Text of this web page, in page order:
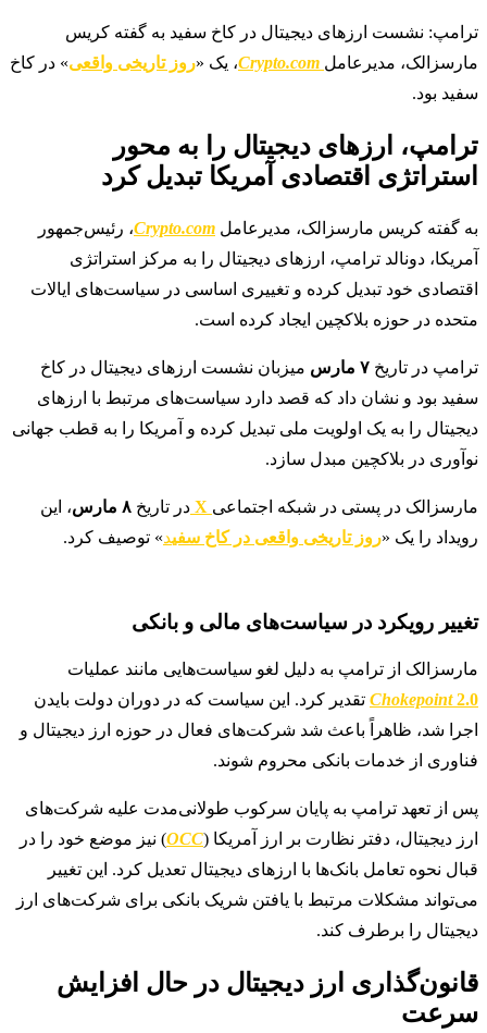
ترامپ: نشست ارزهای دیجیتال در کاخ سفید به گفته کریس
مارسزالک، مدیرعامل Crypto.com، یک «روز تاریخی واقعی» در کاخ
سفید بود.
ترامپ، ارزهای دیجیتال را به محور
استراتژی اقتصادی آمریکا تبدیل کرد
به گفته کریس مارسزالک، مدیرعامل Crypto.com، رئیس‌جمهور
آمریکا، دونالد ترامپ، ارزهای دیجیتال را به مرکز استراتژی
اقتصادی خود تبدیل کرده و تغییری اساسی در سیاست‌های ایالات
متحده در حوزه بلاکچین ایجاد کرده است.
ترامپ در تاریخ ۷ مارس
میزبان نشست ارزهای دیجیتال در کاخ
سفید بود و نشان داد که قصد دارد سیاست‌های مرتبط با ارزهای
دیجیتال را به یک اولویت ملی تبدیل کرده و آمریکا را به قطب جهانی
نوآوری در بلاکچین مبدل سازد.
مارسزالک در پستی در شبکه اجتماعی در تاریخ
، این
رویداد را یک «روز تاریخی واقعی در کاخ سفید» توصیف کرد.
تغییر رویکرد در سیاست‌های مالی و بانکی
مارسزالک از ترامپ به دلیل لغو سیاست‌هایی مانند عملیات
Chokepoint2.0
تقدیر کرد. این سیاست که در دوران دولت بایدن
اجرا شد، ظاهراً باعث شد شرکت‌های فعال در حوزه ارز دیجیتال و
فناوری از خدمات بانکی محروم شوند.
پس از تعهد ترامپ به پایان سرکوب طولانی‌مدت علیه شرکت‌های
ارز دیجیتال، دفتر نظارت بر ارز آمریکا (OCC) نیز موضع خود را در
قبال نحوه تعامل بانک‌ها با ارزهای دیجیتال تعدیل کرد. این تغییر
می‌تواند مشکلات مرتبط با یافتن شریک بانکی برای شرکت‌های ارز
دیجیتال را برطرف کند.
قانون‌گذاری ارز دیجیتال در حال افزایش
سرعت